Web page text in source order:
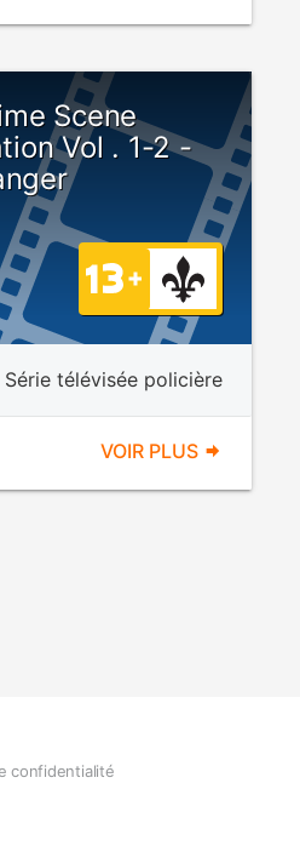
Scene
Vol . 1-2 -
Série télévisée policière
VOIR PLUS
confidentialité